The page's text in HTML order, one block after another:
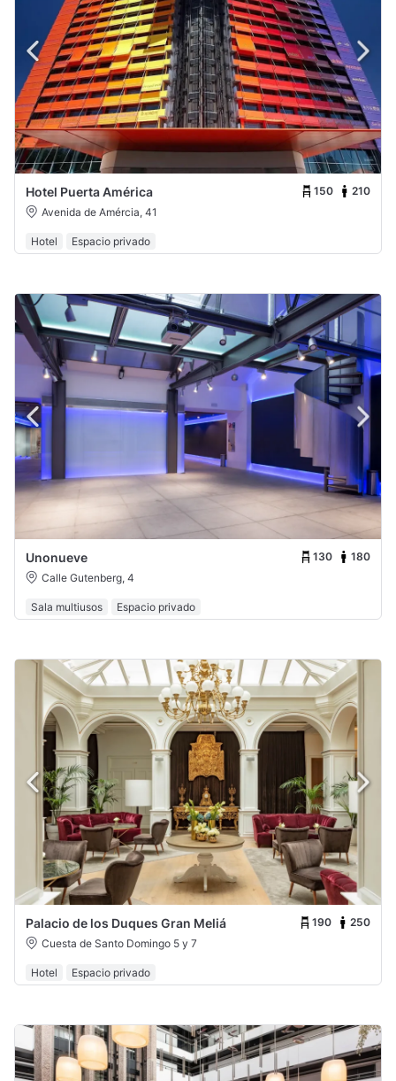
Hotel Puerta América 150
210
Avenida de Amércia, 41
Hotel Espacio privado
Unonueve 130
180
Calle Gutenberg, 4
Sala multiusos Espacio privado
Palacio de los Duques Gran Meliá 190
250
Cuesta de Santo Domingo 5 y 7
Hotel Espacio privado